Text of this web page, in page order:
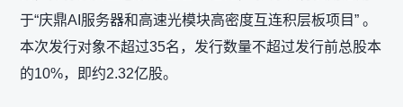
于“庆鼎AI服务器和高速光模块高密度互连积层板项目” 。
本次发行对象不超过35名，发行数量不超过发行前总股本
的10%，即约2.32亿股。